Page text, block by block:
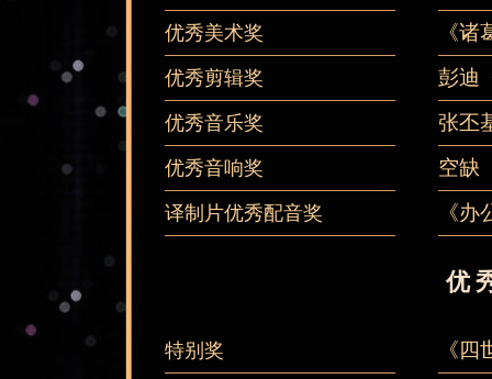
优秀美术奖 《
优秀剪辑奖 彭迪
优秀音乐奖 张丕
优秀音响奖 空缺
译制片优秀配音奖 《
优
特别奖 《